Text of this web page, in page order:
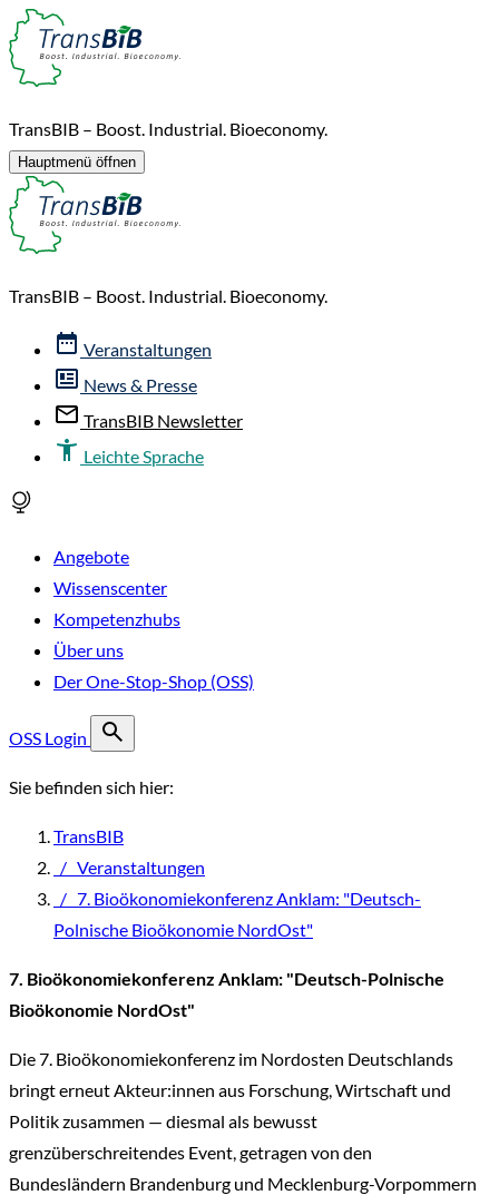
TransBIB – Boost. Industrial. Bioeconomy.
Hauptmenü öffnen
TransBIB – Boost. Industrial. Bioeconomy.
Veranstaltungen
News & Presse
TransBIB Newsletter
Leichte Sprache
Angebote
Wissenscenter
Kompetenzhubs
Über uns
Der One-Stop-Shop (OSS)
OSS Login
Sie befinden sich hier:
TransBIB
/ Veranstaltungen
/ 7. Bioökonomiekonferenz Anklam: "Deutsch-
Polnische Bioökonomie NordOst"
7. Bioökonomiekonferenz Anklam: "Deutsch-Polnische
Bioökonomie NordOst"
Die 7. Bioökonomiekonferenz im Nordosten Deutschlands
bringt erneut Akteur:innen aus Forschung, Wirtschaft und
Politik zusammen — diesmal als bewusst
grenzüberschreitendes Event, getragen von den
Bundesländern Brandenburg und Mecklenburg-Vorpommern